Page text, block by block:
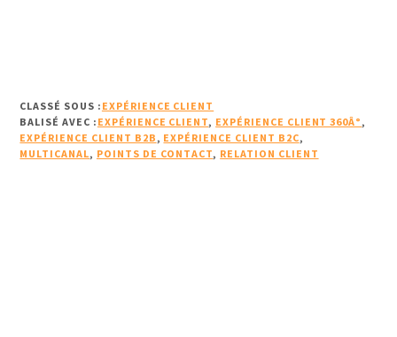
CLASSÉ SOUS : EXPÉRIENCE CLIENT
BALISÉ AVEC : EXPÉRIENCE CLIENT, EXPÉRIENCE CLIENT 360Â° ,
EXPÉRIENCE CLIENT B2B , EXPÉRIENCE CLIENT B2C,
MULTICANAL, POINTS DE CONTACT, RELATION CLIENT